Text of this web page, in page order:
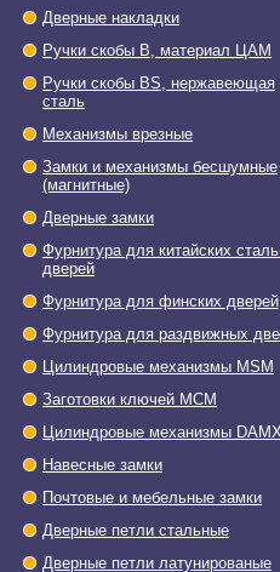
Дверные накладки
Ручки скобы В, материал ЦАМ
Ручки скобы BS, нержавеющая
сталь
Механизмы врезные
Замки и механизмы бесшумные
(магнитные)
Дверные замки
Фурнитура для китайских
стальных дверей
Фурнитура для финских дверей
Фурнитура для раздвижных